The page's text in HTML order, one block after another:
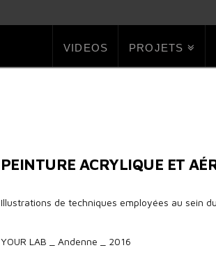
VIDEOS PROJETS
PEINTURE ACRYLIQUE ET
Illustrations de techniques employées au sein
YOUR LAB _ Andenne _ 2016